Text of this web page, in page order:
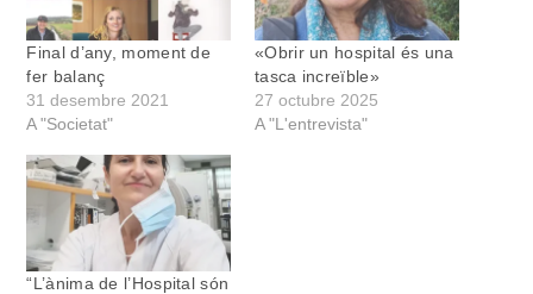
Final d’any, moment de
fer balanç
31 desembre 2021
A "Societat"
«Obrir un hospital és una
tasca increïble»
27 octubre 2025
A "L'entrevista"
“L’ànima de l’Hospital són